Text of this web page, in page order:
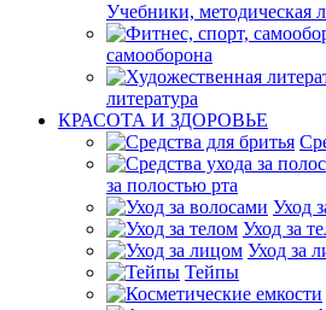
Учебники, методическая
самооборона
литература
КРАСОТА И ЗДОРОВЬЕ
за полостью рта
Уход
Уход за
Уход за
Тейпы